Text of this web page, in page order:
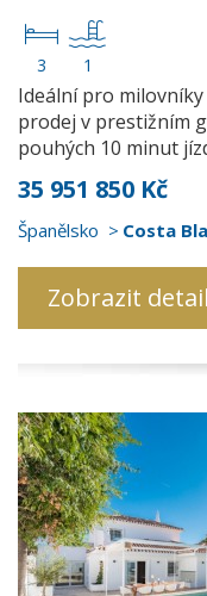
3 1
Ideální pro
prodej v prestižním
pouhých 10 minut
35 951 850 Kč
Španělsko Costa
Zobrazit detail